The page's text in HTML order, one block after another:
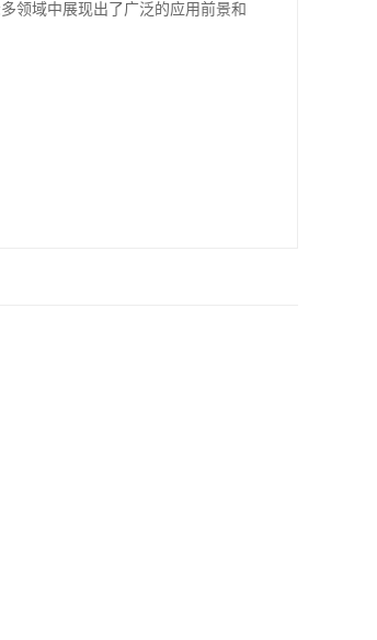
领域中展现出了广泛的应用前景和